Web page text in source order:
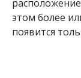
этом более
появится